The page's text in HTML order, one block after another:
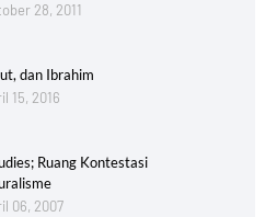
28, 2011
dan Ibrahim
15, 2016
Ruang Kontestasi
06, 2007